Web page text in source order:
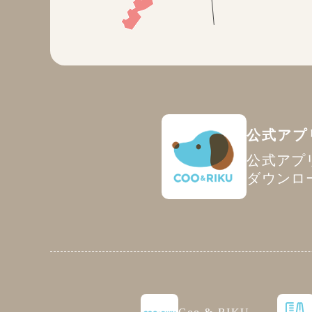
公式アプ
公式アプ
ダウンロ